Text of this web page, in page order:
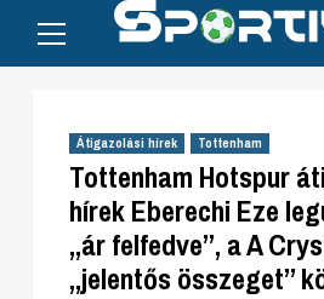
content
Menu
Átigazolási hírek Tottenham
Tottenham Hotspur
hírek Eberechi Eze
„ár felfedve”, a A
„jelentős összeget”